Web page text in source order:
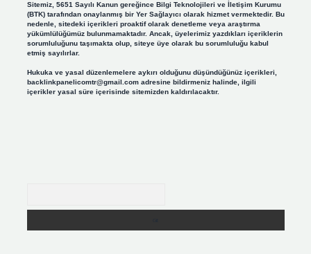
Sitemiz, 5651 Sayılı Kanun gereğince Bilgi Teknolojileri ve İletişim Kurumu
(BTK) tarafından onaylanmış bir Yer Sağlayıcı olarak hizmet vermektedir. Bu
nedenle, sitedeki içerikleri proaktif olarak denetleme veya araştırma
yükümlülüğümüz bulunmamaktadır. Ancak, üyelerimiz yazdıkları içeriklerin
sorumluluğunu taşımakta olup, siteye üye olarak bu sorumluluğu kabul
etmiş sayılırlar.
Hukuka ve yasal düzenlemelere aykırı olduğunu düşündüğünüz içerikleri,
backlinkpanelicomtr@gmail.comadresine bildirmeniz halinde, ilgili
içerikler yasal süre içerisinde sitemizden kaldırılacaktır.